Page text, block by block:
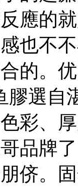
應的
也不
的。
膠選自
彩、
品牌
侪。